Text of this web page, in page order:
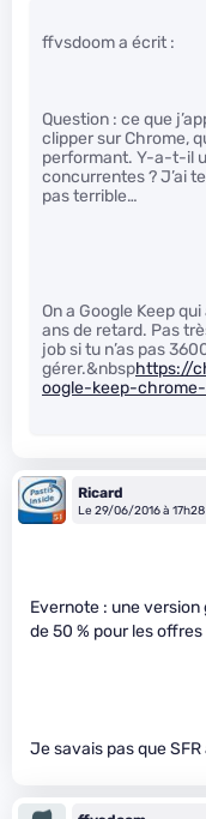
ffvsdoom a écrit :
Question : ce que
clipper sur Chrome,
performant. Y-a-t-il
concurrentes ? J’ai
pas terrible…
On a Google Keep
ans de retard. Pas
job si tu n’as pas
gérer.&nbsphttps://
oogle-keep-
Ricard
Le 29/06/2016 à 17h28
Evernote : une
de 50 % pour les
Je savais pas que